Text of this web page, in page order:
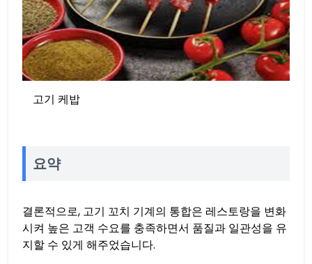
고기 케밥
요약
결론적으로, 고기 꼬치 기계의 통합은 레스토랑을 변화
시켜 높은 고객 수요를 충족하면서 품질과 일관성을 유
지할 수 있게 해주었습니다.